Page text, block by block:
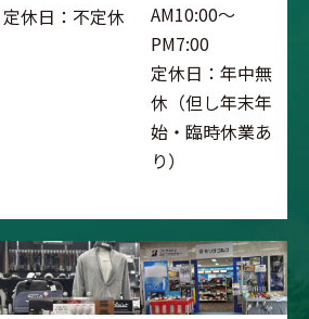
定休日：不定休
AM10:00～
PM7:00
定休日：年中無
休（但し年末年
始・臨時休業あ
り）